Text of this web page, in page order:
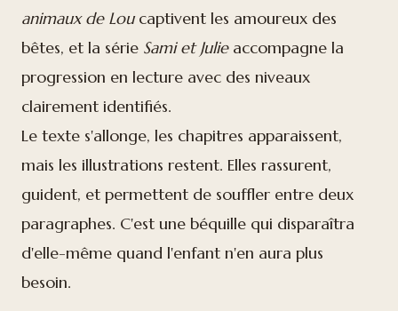
animaux de Loucaptivent les amoureux des
bêtes, et la série Sami et Julieaccompagne la
progression en lecture avec des niveaux
clairement identifiés.
Le texte s'allonge, les chapitres apparaissent,
mais les illustrations restent. Elles rassurent,
guident, et permettent de souffler entre deux
paragraphes. C'est une béquille qui disparaîtra
d'elle-même quand l'enfant n'en aura plus
besoin.